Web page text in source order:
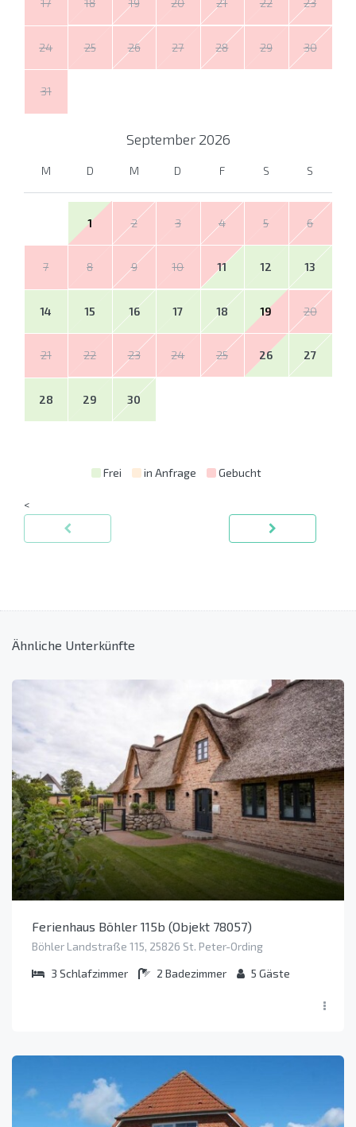
17 18 19 20 21 22 23
24 25 26 27 28 29 30
31
September 2026
M D M D F S S
1 2 3 4 5 6
7 8 9 10 11 12 13
14 15 16 17 18 19 20
21 22 23 24 25 26 27
28 29 30
Frei in Anfrage Gebucht
<
Ähnliche Unterkünfte
Ferienhaus Böhler 115b (Objekt 78057)
Böhler Landstraße 115, 25826 St. Peter-Ording
3 Schlafzimmer 2 Badezimmer 5 Gäste